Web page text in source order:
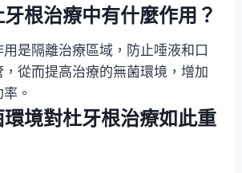
根治療中有什麼作用？
是隔離治療區域，防止唾液和口
從而提高治療的無菌環境，增加
。
境對杜牙根治療如此重